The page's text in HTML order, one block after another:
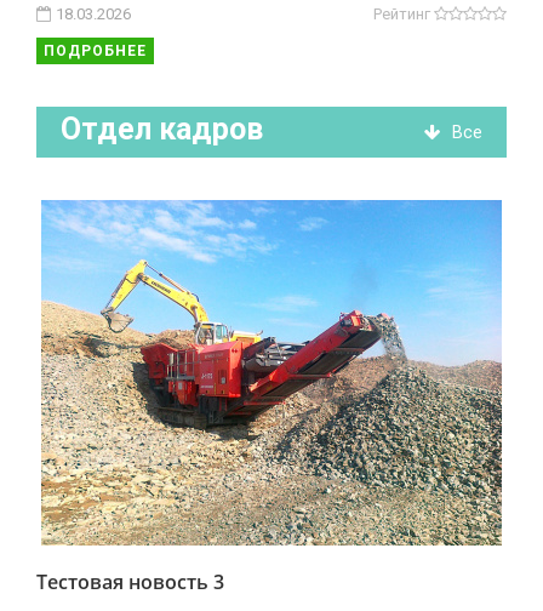
18.03.2026
Рейтинг
ПОДРОБНЕЕ
Отдел кадров Все
Тестовая новость 3